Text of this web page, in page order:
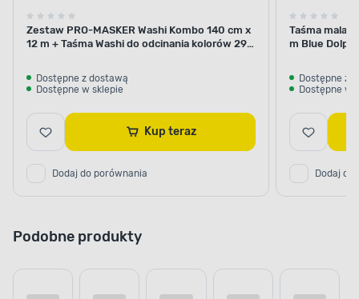
Zestaw PRO-MASKER Washi Kombo 140 cm x
12 m + Taśma Washi do odcinania kolorów 29
Dostępne z dostawą
Dostępne w sklepie
Kup teraz
Dodaj do porównania
Taśma
m Blue
Dostępne z
Dostępne w
Dodaj do
Podobne produkty